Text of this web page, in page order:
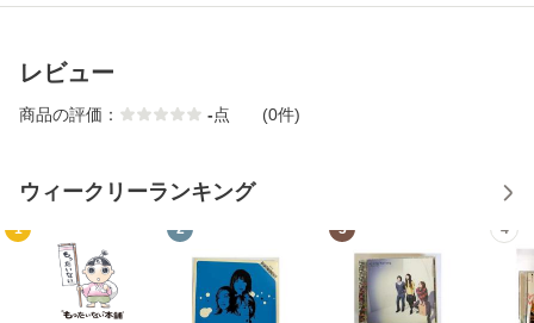
レビュー
商品の評価： -点 (0件)
ウィークリーランキング
1 2 3 4